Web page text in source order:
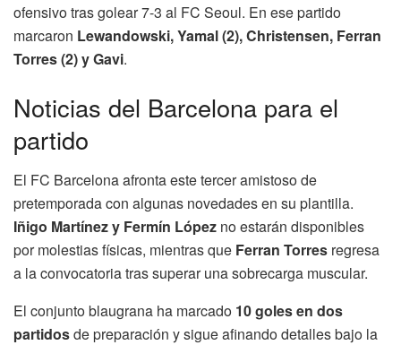
ofensivo tras golear 7-3 al FC Seoul. En ese partido
marcaron Lewandowski, Yamal (2), Christensen, Ferran
Torres (2) y Gavi.
Noticias del Barcelona para el
partido
El FC Barcelona afronta este tercer amistoso de
pretemporada con algunas novedades en su plantilla.
Iñigo Martínez y Fermín López no estarán disponibles
por molestias físicas, mientras que Ferran Torres regresa
a la convocatoria tras superar una sobrecarga muscular.
El conjunto blaugrana ha marcado 10 goles en dos
partidosde preparación y sigue afinando detalles bajo la